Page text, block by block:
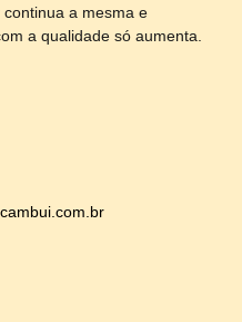
a mesma e
a qualidade só aumenta.